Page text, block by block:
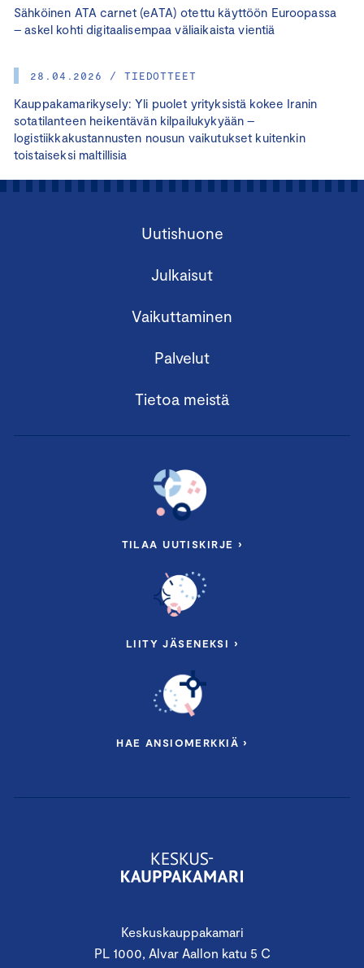
Sähköinen ATA carnet (eATA) otettu käyttöön Euroopassa
– askel kohti digitaalisempaa väliaikaista vientiä
28.04.2026 / TIEDOTTEET
Kauppakamarikysely: Yli puolet yrityksistä kokee Iranin
sotatilanteen heikentävän kilpailukykyään –
logistiikkakustannusten nousun vaikutukset kuitenkin
toistaiseksi maltillisia
Keskuskauppakamari
PL 1000, Alvar Aallon katu 5 C
Uutishuone
Julkaisut
Vaikuttaminen
Palvelut
Tietoa meistä
TILAA UUTISKIRJE ›
LIITY JÄSENEKSI ›
HAE ANSIOMERKKIÄ ›